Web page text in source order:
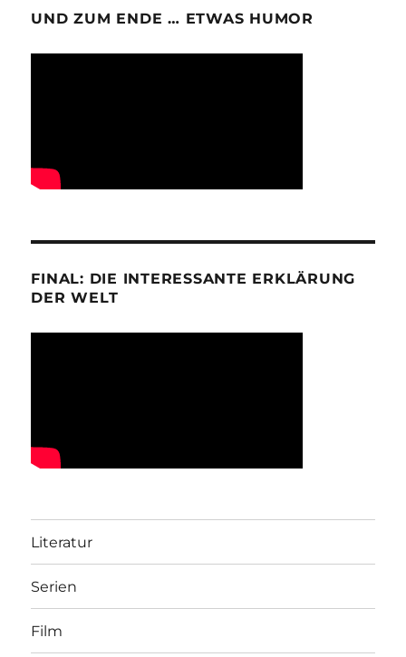
UND ZUM ENDE … ETWAS HUMOR
FINAL: DIE INTERESSANTE ERKLÄRUNG
DER WELT
Literatur
Serien
Film